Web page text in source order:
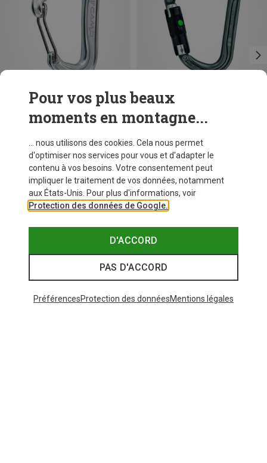
+3
Mousqueton Nano 22
CHF 8,60
Petzl
CHF 28,55
BALL-LOCK
Pour vos plus beaux
moments en montagne...
... nous utilisons des cookies. Cela nous permet
d'optimiser nos services pour vous et d'adapter le
contenu à vos besoins. Votre consentement peut
impliquer le traitement de vos données, notamment
aux États-Unis. Pour plus d'informations, voir
Protection des données de Google.
D'ACCORD
PAS D'ACCORD
PréférencesProtection des donnéesMentions légales